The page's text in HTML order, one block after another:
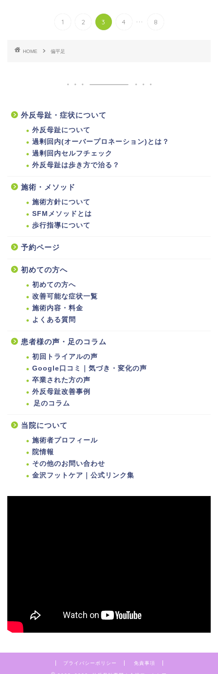
1 2 3 4 ... 8
HOME 偏平足
外反母趾・症状について
外反母趾について
過剰回内(オーバープロネーション)とは？
過剰回内セルフチェック
外反母趾は歩き方で治る？
施術・メソッド
施術方針について
SFMメソッドとは
歩行指導について
予約ページ
初めての方へ
初めての方へ
改善可能な症状一覧
施術内容・料金
よくある質問
患者様の声・足のコラム
初回トライアルの声
Google口コミ｜気づき・変化の声
卒業された方の声
外反母趾改善事例
足のコラム
当院について
施術者プロフィール
院情報
その他のお問い合わせ
金沢フットケア｜公式リンク集
プライバシーポリシー 免責事項